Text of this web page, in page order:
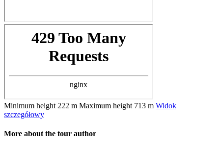
Minimum height 222 m Maximum height 713 m Widok
szczegółowy
More about the tour author